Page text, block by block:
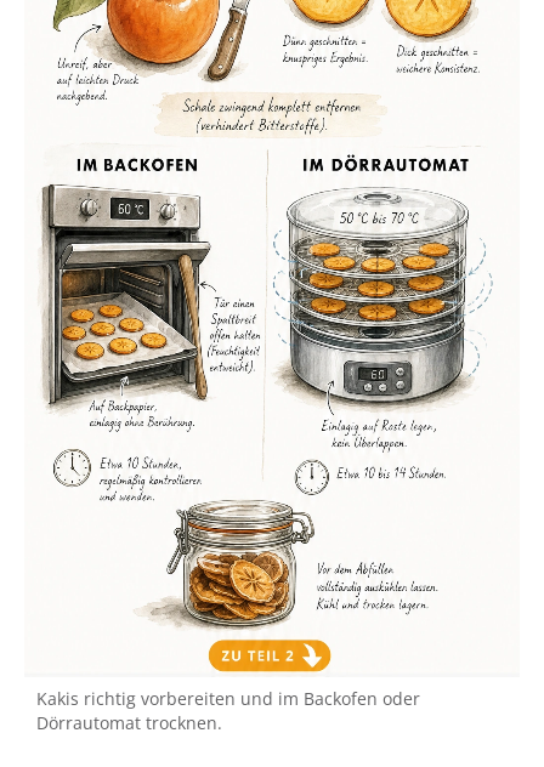
Kakis richtig vorbereiten und im Backofen oder
Dörrautomat trocknen.